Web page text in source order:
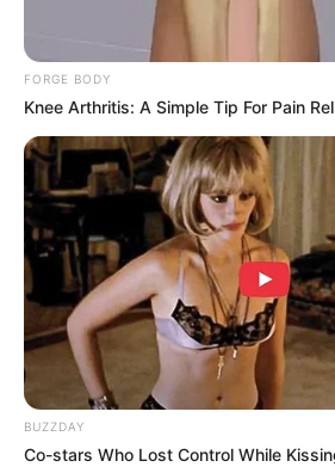
2. Saat masuk, bangunan di
cerah oranye sebagai ciri khas
oranye ini mampu menampung
karyawan
FORGE BODY
Knee Arthritis: A Simple Tip For Pain
BUZZDAY
Co-stars Who Lost Control While